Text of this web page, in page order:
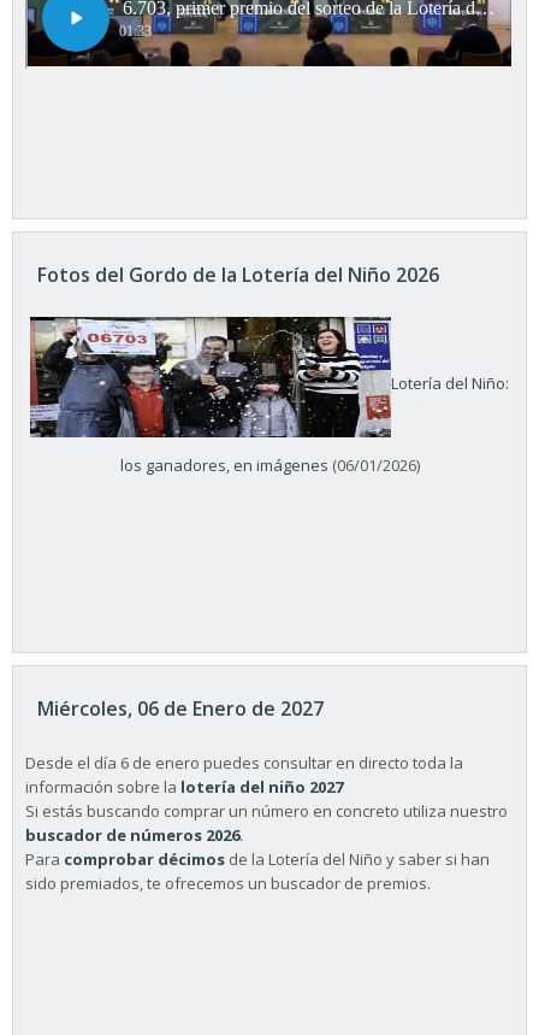
Fotos del Gordo de la Lotería del Niño 2026
Lotería del Niño:
los ganadores, en imágenes (06/01/2026)
Miércoles, 06 de Enero de 2027
Desde el día 6 de enero puedes consultar en directo toda la
información sobre la lotería del niño 2027
Si estás buscando comprar un número en concreto utiliza nuestro
buscador de números 2026.
Para comprobar décimos de la Lotería del Niño y saber si han
sido premiados, te ofrecemos un buscador de premios.